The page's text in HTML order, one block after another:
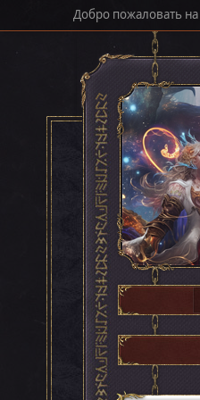
Добро пожаловать на